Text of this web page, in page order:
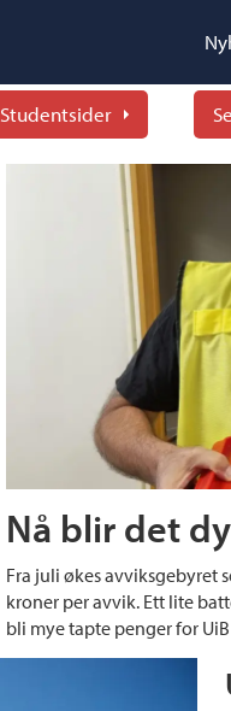
Studentsider
Nå blir det
Fra juli økes avviksgebyret
kroner per avvik. Ett lite
bli mye tapte penger for